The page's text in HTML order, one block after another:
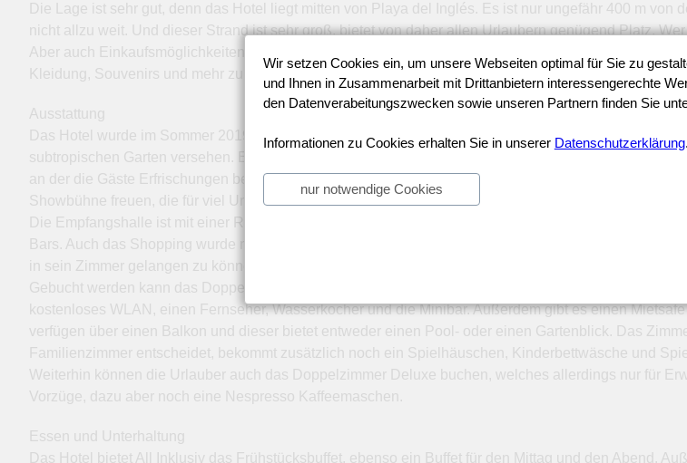
Die Lage ist sehr gut, denn das Hotel liegt mitten von Playa del Inglés. Es ist nur ungefähr 400 m
nicht allzu weit. Und dieser Strand ist sehr groß, bietet von daher allen Urlaubern genügend Platz.
Aber auch Einkaufsmöglichkeiten sind nicht weit entfernt. In ca. 400 m gibt es ein großes
Kleidung, Souvenirs und mehr zu kaufen.
Ausstattung
Das Hotel wurde im Sommer 2019 renoviert und zwar komplett. Somit bekommen die Gäste eine
subtropischen Garten versehen. Es gibt dort drei Pools und auch Sonnenterrassen. Die Urlauber
an der die Gäste Erfrischungen bekommen. Weiterhin gibt es einen Bereich nur für Erwachsene und
Showbühne freuen, die für viel Unterhaltung genutzt wird.
Die Empfangshalle ist mit einer Rezeption und einer Lobby Bar versehen. Es gibt in der Lobby
Bars. Auch das Shopping wurde nicht vergessen, es gibt eine wunderbare Boutique. Das Hotel hat
in sein Zimmer gelangen zu können.
Gebucht werden kann das Doppelzimmer mit einer ungefähren Größe von 30 qm. Dieses beinhaltet
kostenloses WLAN, einen Fernseher, Wasserkocher und die Minibar. Außerdem gibt es einen
verfügen über einen Balkon und dieser bietet entweder einen Pool- oder einen Gartenblick. Das
Familienzimmer entscheidet, bekommt zusätzlich noch ein Spielhäuschen, Kinderbettwäsche und
Weiterhin können die Urlauber auch das Doppelzimmer Deluxe buchen, welches allerdings nur für
Vorzüge, dazu aber noch eine Nespresso Kaffeemaschen.
Essen und Unterhaltung
Das Hotel bietet All Inklusiv das Frühstücksbuffet, ebenso ein Buffet für den Mittag und den Abend.
Wir setzen Cookies ein, um unsere Webseiten optimal für Sie zu
und Ihnen in Zusammenarbeit mit Drittanbietern interessengerechte
den Datenverabeitungszwecken sowie unseren Partnern finden Sie
Informationen zu Cookies erhalten Sie in unserer Datenschutzerklärung.
nur notwendige Cookies